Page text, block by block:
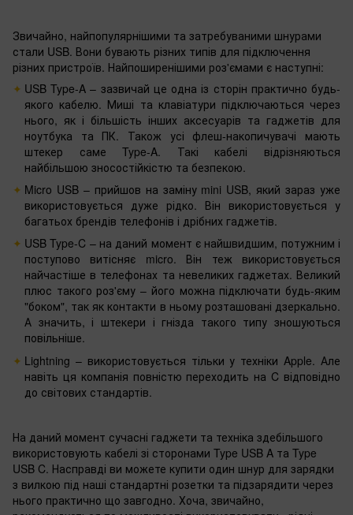
Звичайно, найпопулярнішими та затребуваними шнурами
стали USB. Вони бувають різних типів для підключення
різних пристроїв. Найпоширенішими роз'ємами є наступні:
USB Type-A – зазвичай це одна із сторін практично будь-
якого кабелю. Миші та клавіатури підключаються через
нього, як і більшість інших аксесуарів та гаджетів для
ноутбука та ПК. Також усі флеш-накопичувачі мають
штекер саме Type-A. Такі кабелі відрізняються
найбільшою зносостійкістю та безпекою.
Micro USB – прийшов на заміну mini USB, який зараз уже
використовується дуже рідко. Він використовується у
багатьох брендів телефонів і дрібних гаджетів.
USB Type-C – на даний момент є найшвидшим, потужним і
поступово витісняє micro. Він теж використовується
найчастіше в телефонах та невеликих гаджетах. Великий
плюс такого роз'єму – його можна підключати будь-яким
"боком", так як контакти в ньому розташовані дзеркально.
А значить, і штекери і гнізда такого типу зношуються
повільніше.
Lightning – використовується тільки у техніки Apple. Але
навіть ця компанія повністю переходить на C відповідно
до світових стандартів.
На даний момент сучасні гаджети та техніка здебільшого
використовують кабелі зі сторонами Type USB A та Type
USB C. Насправді ви можете купити один шнур для зарядки
з вилкою під наші стандартні розетки та підзарядити через
нього практично що завгодно. Хоча, звичайно,